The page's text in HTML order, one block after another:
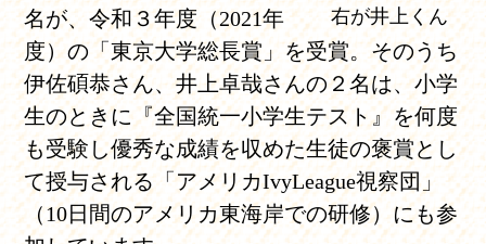
右が井上くん
名が、令和３年度（2021年
度）の「東京大学総長賞」を受賞。そのうち
伊佐碩恭さん、井上卓哉さんの２名は、小学
生のときに『全国統一小学生テスト』を何度
も受験し優秀な成績を収めた生徒の褒賞とし
て授与される「アメリカIvyLeague視察団」
（10日間のアメリカ東海岸での研修）にも参